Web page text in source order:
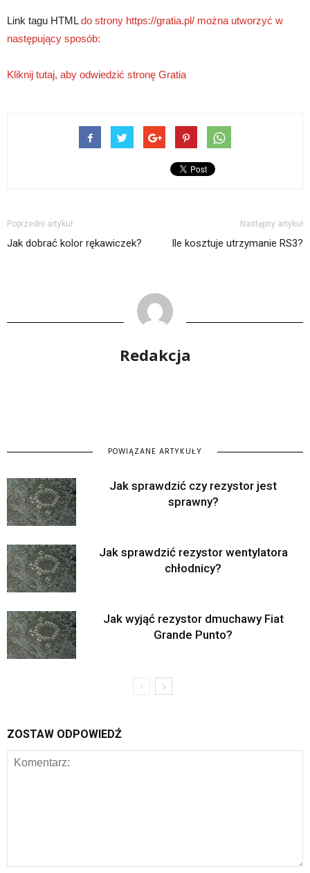
Link tagu HTMLdo strony https://gratia.pl/ można utworzyć w
następujący sposób:
Kliknij tutaj, aby odwiedzić stronę Gratia
Poprzedni artykuł
Jak dobrać kolor rękawiczek?
Następny artykuł
Ile kosztuje utrzymanie RS3?
Redakcja
POWIĄZANE ARTYKUŁY
Jak sprawdzić czy rezystor jest
sprawny?
Jak sprawdzić rezystor wentylatora
chłodnicy?
Jak wyjąć rezystor dmuchawy Fiat
Grande Punto?
ZOSTAW ODPOWIEDŹ